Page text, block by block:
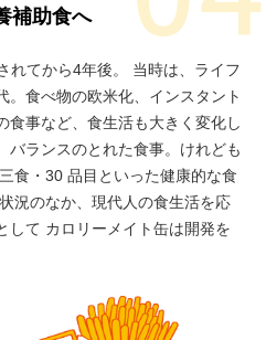
補助食へ
れてから4年後。 当時は、ライフ
。食べ物の欧米化、インスタント
食事など、食生活も大きく変化し
バランスのとれた食事。けれども
食・30 品目といった健康的な食
況のなか、現代人の食生活を応
して カロリーメイト缶は開発を